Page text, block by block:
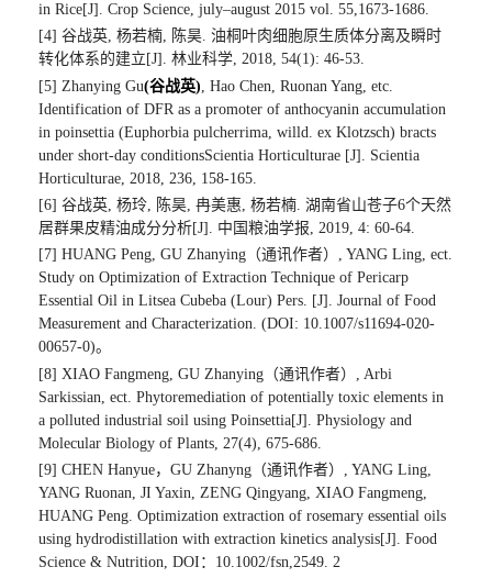
in Rice[J]. Crop Science, july–august 2015 vol. 55,1673-1686.
[4] 谷战英, 杨若楠, 陈昊. 油桐叶肉细胞原生质体分离及瞬时
转化体系的建立 [J]. 林业科学, 2018, 54(1): 46-53.
[5] Zhanying Gu(谷战英) , Hao Chen, Ruonan Yang, etc.
Identification of DFR as a promoter of anthocyanin accumulation
in poinsettia (Euphorbia pulcherrima, willd. ex Klotzsch) bracts
under short-day conditionsScientia Horticulturae [J]. Scientia
Horticulturae, 2018, 236, 158-165.
[6] 谷战英, 杨玲, 陈昊, 冉美惠, 杨若楠. 湖南省山苍子6个天然
居群果皮精油成分分析[J]. 中国粮油学报, 2019, 4: 60-64.
[7] HUANG Peng, GU Zhanying （通讯作者） , YANG Ling, ect.
Study on Optimization of Extraction Technique of Pericarp
Essential Oil in Litsea Cubeba (Lour) Pers. [J]. Journal of Food
Measurement and Characterization. (DOI: 10.1007/s11694-020-
00657-0)。
[8] XIAO Fangmeng, GU Zhanying （通讯作者）
, Arbi
Sarkissian, ect. Phytoremediation of potentially toxic elements in
a polluted industrial soil using Poinsettia[J]. Physiology and
Molecular Biology of Plants, 27(4), 675-686.
[9] CHEN Hanyue， GU Zhanyng （通讯作者） , YANG Ling,
YANG Ruonan, JI Yaxin, ZENG Qingyang, XIAO Fangmeng,
HUANG Peng. Optimization extraction of rosemary essential oils
using hydrodistillation with extraction kinetics analysis[J]. Food
Science & Nutrition, DOI ： 10.1002/fsn,2549. 2